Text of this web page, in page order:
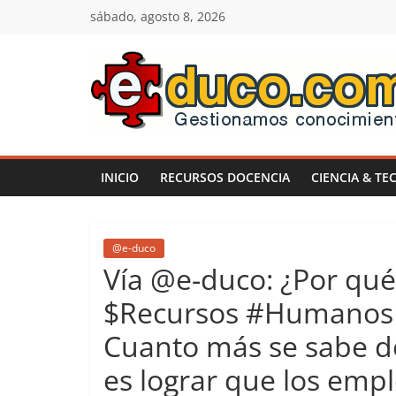
sábado, agosto 8, 2026
E-
duco:
Gestión
del
Conocimiento
Learn
Do
INICIO RECURSOS DOCENCIA CIENCIA &
@e-duco
Vía @e-duco: ¿Por
$Recursos
Cuanto más se sabe
es lograr que los